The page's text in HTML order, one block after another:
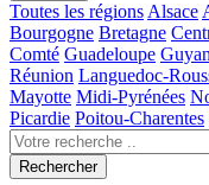
Toutes les régions Alsace
Bourgogne Bretagne
Comté Guadeloupe
Réunion Languedoc-
Mayotte Midi-Pyrénées
Picardie Poitou-Charentes
Rechercher